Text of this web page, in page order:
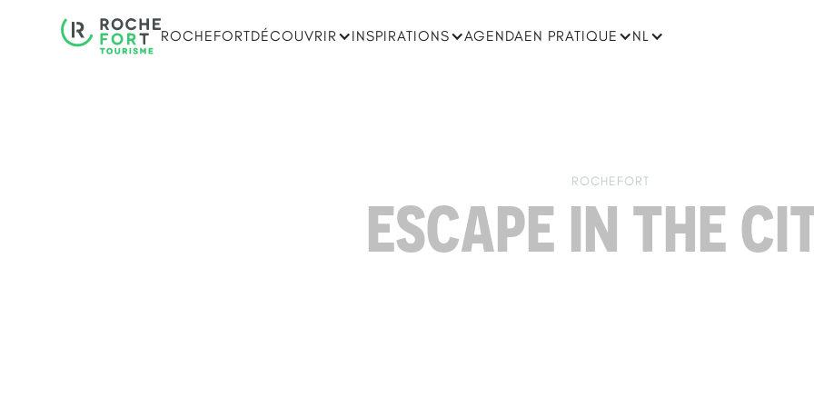
ROCHEFORTDÉCOUVRIR INSPIRATIONS AGENDAEN PRATIQUE NL
ROCHEFORT
ESCAPE IN THE